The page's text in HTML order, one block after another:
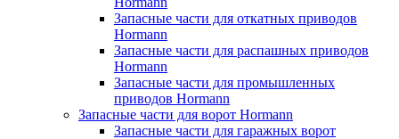
Запасные части для откатных приводов
Hormann
Запасные части для распашных приводов
Hormann
Запасные части для промышленных
приводов Hormann
Запасные части для ворот Hormann
Запасные части для гаражных ворот